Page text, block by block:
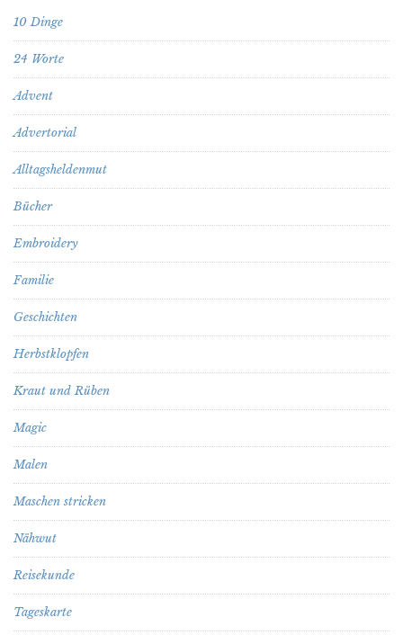
10 Dinge
24 Worte
Advent
Advertorial
Alltagsheldenmut
Bücher
Embroidery
Familie
Geschichten
Herbstklopfen
Kraut und Rüben
Magic
Malen
Maschen stricken
Nähwut
Reisekunde
Tageskarte